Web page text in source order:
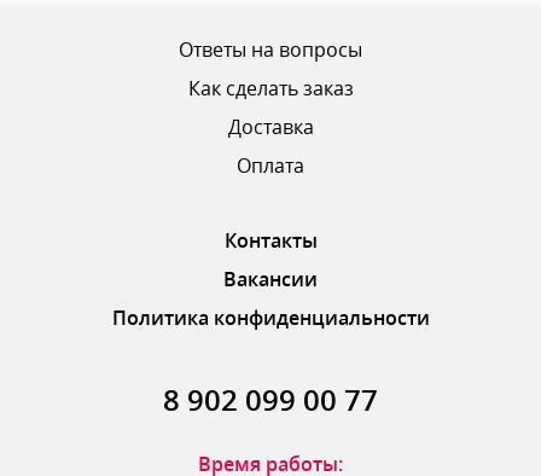
ОТПРАВИТЬ ОТЗЫВ
Ответы на вопросы
Как сделать заказ
Доставка
Оплата
Контакты
Вакансии
Политика конфиденциальности
8 902 099 00 77
Время работы: